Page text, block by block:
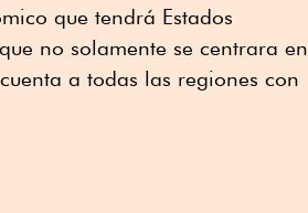
que tendrá Estados
no solamente se centrara en
a todas las regiones con